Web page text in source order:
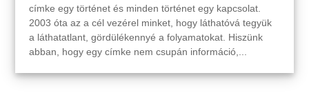
címke egy történet és minden történet egy kapcsolat.
2003 óta az a cél vezérel minket, hogy láthatóvá tegyük
a láthatatlant, gördülékennyé a folyamatokat. Hiszünk
abban, hogy egy címke nem csupán információ,...